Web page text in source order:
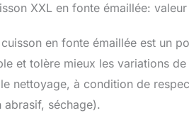
XXL en fonte émaillée: valeur
en fonte émaillée est un
et tolère mieux les variations
nettoyage, à condition de
abrasif, séchage).